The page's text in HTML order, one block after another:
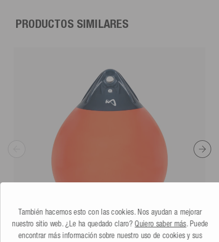
PRODUCTOS SIMILARES
También hacemos esto con las cookies. Nos ayudan a mejorar
nuestro sitio web. ¿Le ha quedado claro? Quiero saber más. Puede
encontrar más información sobre nuestro uso de cookies y sus